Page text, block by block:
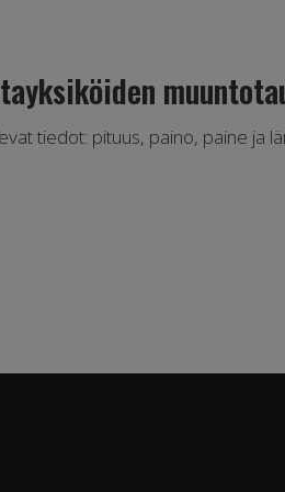
tiedot: pituus, paino, paine ja